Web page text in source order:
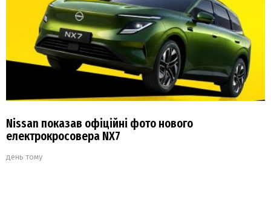
Nissan показав офіційні фото нового
електрокросовера NX7
день тому